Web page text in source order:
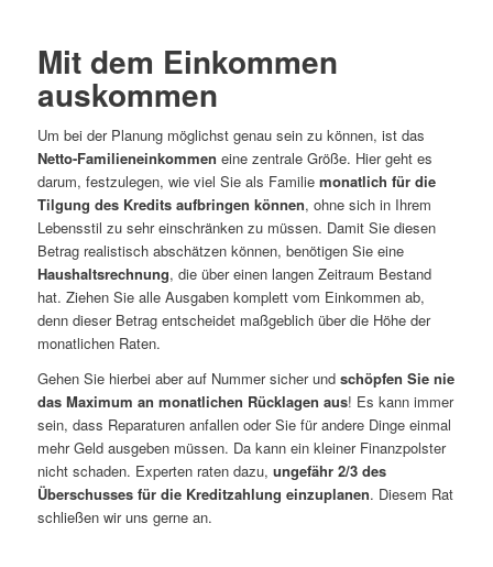
Mit dem Einkommen
auskommen
Um bei der Planung möglichst genau sein zu können, ist das
Netto-Familieneinkommen eine zentrale Größe. Hier geht es
darum, festzulegen, wie viel Sie als Familie monatlich für die
Tilgung des Kredits aufbringen können, ohne sich in Ihrem
Lebensstil zu sehr einschränken zu müssen. Damit Sie diesen
Betrag realistisch abschätzen können, benötigen Sie eine
Haushaltsrechnung, die über einen langen Zeitraum Bestand
hat. Ziehen Sie alle Ausgaben komplett vom Einkommen ab,
denn dieser Betrag entscheidet maßgeblich über die Höhe der
monatlichen Raten.
Gehen Sie hierbei aber auf Nummer sicher und schöpfen Sie nie
das Maximum an monatlichen Rücklagen aus! Es kann immer
sein, dass Reparaturen anfallen oder Sie für andere Dinge einmal
mehr Geld ausgeben müssen. Da kann ein kleiner Finanzpolster
nicht schaden. Experten raten dazu, ungefähr 2/3 des
Überschusses für die Kreditzahlung einzuplanen. Diesem Rat
schließen wir uns gerne an.